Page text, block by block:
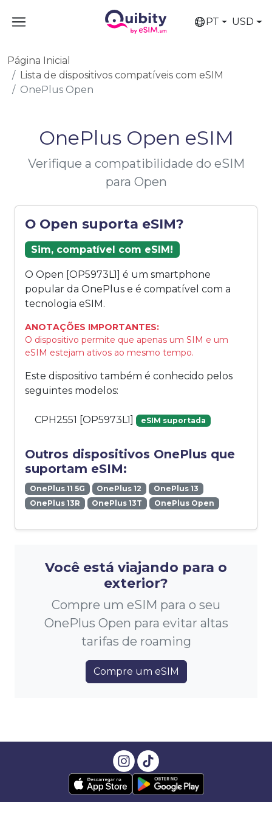
PT USD
Página Inicial
Lista de dispositivos compatíveis com eSIM
OnePlus Open
OnePlus Open eSIM
Verifique a compatibilidade do eSIM
para Open
O Open suporta eSIM?
Sim, compatível com eSIM!
O Open [OP5973L1] é um smartphone
popular da OnePlus e é compatível com a
tecnologia eSIM.
ANOTAÇÕES IMPORTANTES:
O dispositivo permite que apenas um SIM e um
eSIM estejam ativos ao mesmo tempo.
Este dispositivo também é conhecido pelos
seguintes modelos:
CPH2551 [OP5973L1] eSIM suportada
Outros dispositivos OnePlus que
suportam eSIM:
OnePlus 11 5G OnePlus 12
OnePlus 13
OnePlus 13R
OnePlus 13T OnePlus Open
Você está viajando para o
exterior?
Compre um eSIM para o seu
OnePlus Open para evitar altas
tarifas de roaming
Compre um eSIM